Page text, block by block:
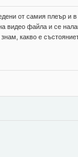
от самия плеър и в
видео файла и се
какво е